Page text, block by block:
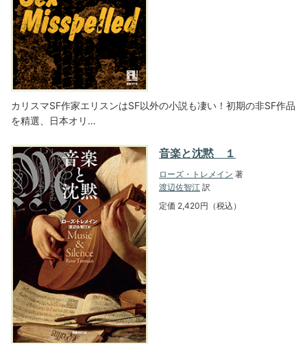
カリスマSF作家エリスンはSF以外の小説も凄い！初期の非SF作品
を精選、日本オリ…
音楽と沈黙 １
ローズ・トレメイン 著
渡辺佐智江 訳
定価 2,420円（税込）